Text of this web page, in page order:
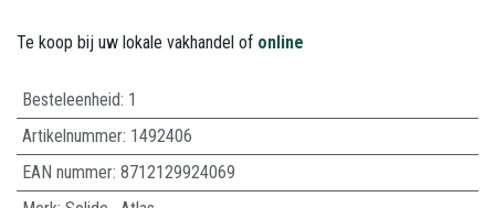
Te koop bij uw lokale vakhandel of online
Besteleenheid: 1
Artikelnummer: 1492406
EAN nummer: 8712129924069